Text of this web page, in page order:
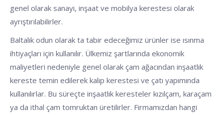
genel olarak sanayi, inşaat ve mobilya kerestesi olarak
ayrıştırılabilirler.
Baltalık odun olarak ta tabir edeceğimiz ürünler ise ısınma
ihtiyaçları için kullanılır. Ülkemiz şartlarında ekonomik
maliyetleri nedeniyle genel olarak çam ağacından inşaatlık
kereste temin edilerek kalıp kerestesi ve çatı yapımında
kullanılırlar. Bu süreçte inşaatlık keresteler kızılçam, karaçam
ya da ithal çam tomruktan üretilirler. Firmamızdan hangi